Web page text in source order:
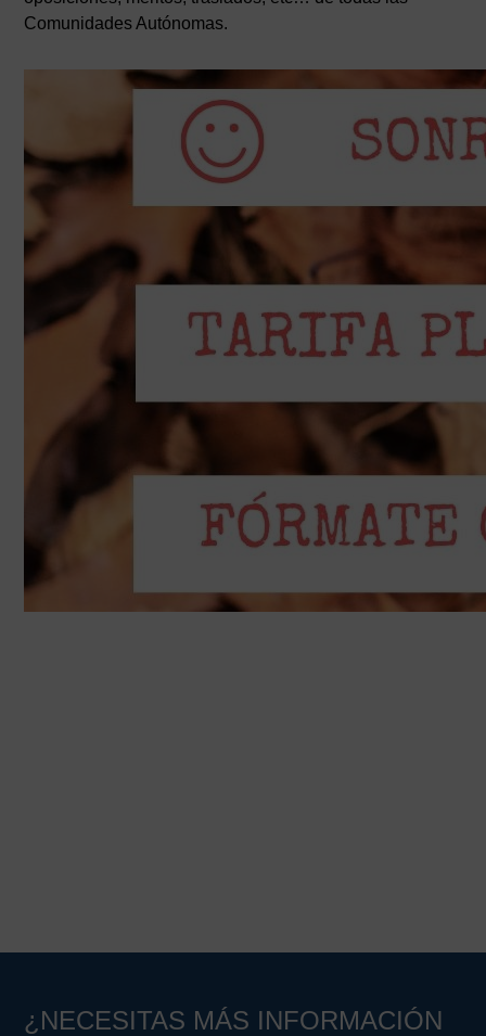
Comunidades Autónomas.
¿NECESITAS MÁS INFORMACIÓN